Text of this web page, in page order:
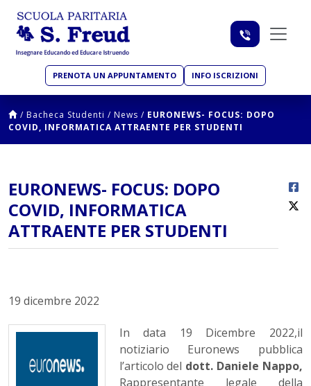
PRENOTA UN APPUNTAMENTO INFO ISCRIZIONI
/ Bacheca Studenti / News / EURONEWS- FOCUS: DOPO
COVID, INFORMATICA ATTRAENTE PER STUDENTI
EURONEWS- FOCUS: DOPO
COVID, INFORMATICA
ATTRAENTE PER STUDENTI
19 dicembre 2022
In data 19 Dicembre 2022,il
notiziario Euronews pubblica
l’articolo del dott. Daniele Nappo,
Rappresentante legale della